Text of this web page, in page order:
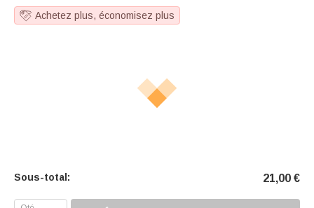
Achetez plus, économisez plus
Sous-total: 21,00 €